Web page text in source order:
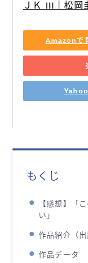
ＪＫ III｜松岡
Amazonで
もくじ
【感想】「
い」
作品紹介（出
作品データ